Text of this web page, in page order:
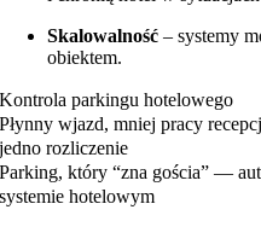
Skalowalność – systemy
obiektem.
Kontrola parkingu hotelowego
Płynny wjazd, mniej pracy
jedno rozliczenie
Parking, który “zna gościa” —
systemie hotelowym